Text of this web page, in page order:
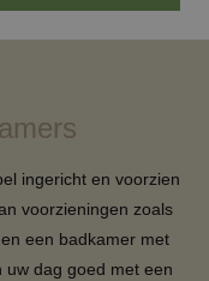
ingericht en voorzien
voorzieningen zoals
een badkamer met
uw dag goed met een